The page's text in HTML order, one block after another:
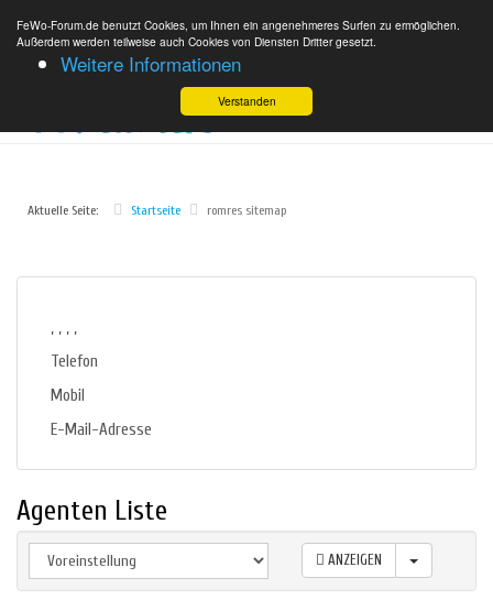
FeWo-Forum.de benutzt Cookies, um Ihnen ein angenehmeres Surfen zu ermöglichen.
Außerdem werden teilweise auch Cookies von Diensten Dritter gesetzt.
Weitere Informationen
Verstanden
Aktuelle Seite: Startseite romres sitemap
, , , ,
Telefon
Mobil
E-Mail-Adresse
Agenten Liste
ANZEIGEN